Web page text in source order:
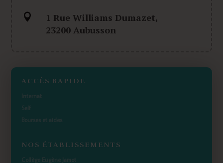

1 Rue Williams Dumazet,
23200 Aubusson
ACCÈS RAPIDE
Internat
Self
Bourses et aides
NOS ÉTABLISSEMENTS
Collège Eugène Jamot